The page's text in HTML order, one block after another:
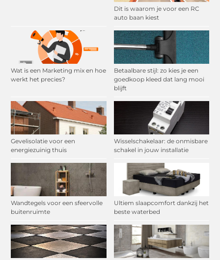
Dit is waarom je voor een RC
auto baan kiest
Wat is een Marketing mix en hoe
werkt het precies?
Betaalbare stijl: zo kies je een
goedkoop kleed dat lang mooi
blijft
Gevelisolatie voor een
energiezuinig thuis
Wisselschakelaar: de onmisbare
schakel in jouw installatie
Wandtegels voor een sfeervolle
buitenruimte
Ultiem slaapcomfort dankzij het
beste waterbed